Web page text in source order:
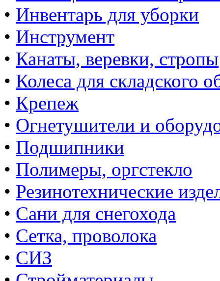
• Инвентарь для уборки
• Инструмент
• Канаты, веревки, стропы
• Колеса для складского
• Крепеж
• Огнетушители и
• Подшипники
• Полимеры, оргстекло
• Резинотехнические
• Сани для снегохода
• Сетка, проволока
• СИЗ